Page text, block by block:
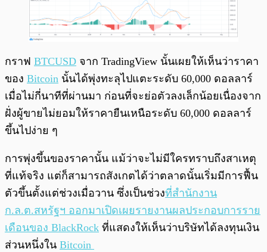
กราฟ BTCUSD จาก TradingView นั้นเผยให้เห็นว่าราคา
ของ Bitcoin นั้นได้พุ่งทะลุไปแตะระดับ 60,000 ดอลลาร์
เมื่อไม่กี่นาทีที่ผ่านมา ก่อนที่จะย่อตัวลงเล็กน้อยเนื่องจาก
ฝั่งผู้ขายไม่ยอมให้ราคายืนเหนือระดับ 60,000 ดอลลาร์
ขึ้นไปง่าย ๆ
การพุ่งขึ้นของราคานั้น แม้ว่าจะไม่มีใครทราบถึงสาเหตุ
ที่แท้จริง แต่ก็สามารถสังเกตได้ว่าตลาดนั้นเริ่มมีการฟื้น
ตัวขึ้นตั้งแต่ช่วงเมื่อวาน ซึ่งเป็นช่วงที่สำนักงาน
ก.ล.ต.สหรัฐฯ ออกมาเปิดเผยรายงานผลประกอบการราย
เดือนของ BlackRock ที่แสดงให้เห็นว่าบริษัทได้ลงทุนเงิน
ส่วนหนึ่งใน Bitcoin